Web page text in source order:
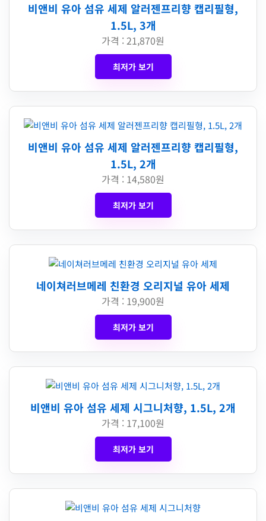
비앤비 유아 섬유 세제 알러젠프리향 캡리필형,
1.5L, 3개
가격 : 21,870원
최저가 보기
비앤비 유아 섬유 세제 알러젠프리향 캡리필형,
1.5L, 2개
가격 : 14,580원
최저가 보기
네이쳐러브메레 친환경 오리지널 유아 세제
가격 : 19,900원
최저가 보기
비앤비 유아 섬유 세제 시그니처향, 1.5L, 2개
가격 : 17,100원
최저가 보기